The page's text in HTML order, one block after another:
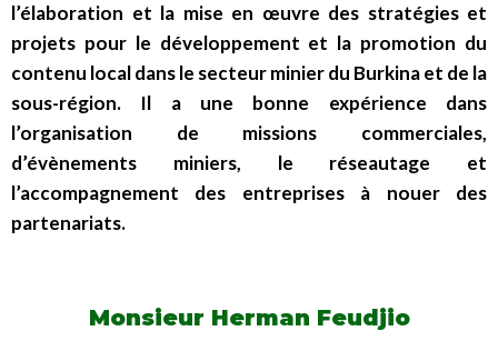
l’élaboration et la mise en œuvre des stratégies et
projets pour le développement et la promotion du
contenu local dans le secteur minier du Burkina et de la
sous-région. Il a une bonne expérience dans
l’organisation de missions commerciales,
d’évènements miniers, le réseautage et
l’accompagnement des entreprises à nouer des
partenariats.
Monsieur Herman Feudjio